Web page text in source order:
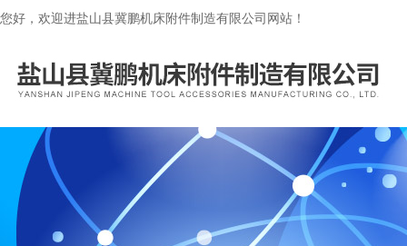
您好，欢迎进盐山县冀鹏机床附件制造有限公司网站！